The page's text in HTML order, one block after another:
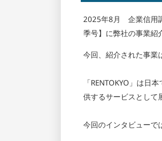
2025年8月 企業信用
季号】に弊社の事業紹
今回、紹介された事業
「RENTOKYO」は日
供するサービスとして
今回のインタビューで